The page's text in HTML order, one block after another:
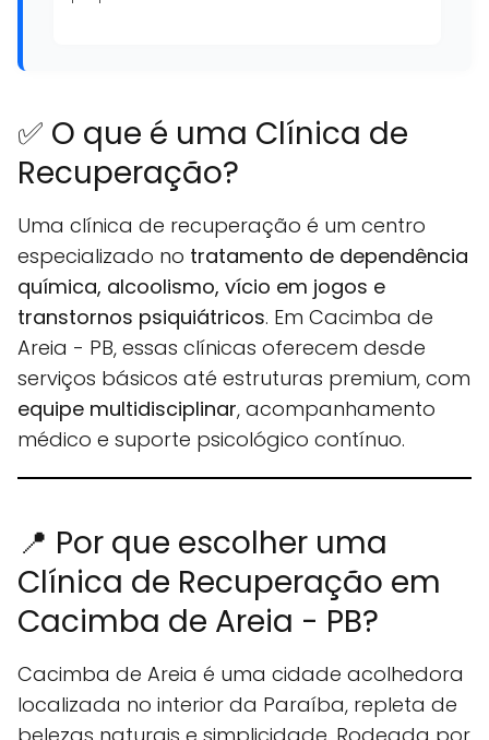
✅ O que é uma Clínica de
Recuperação?
Uma clínica de recuperação é um centro
especializado no tratamento de dependência
química, alcoolismo, vício em jogos e
transtornos psiquiátricos. Em Cacimba de
Areia - PB, essas clínicas oferecem desde
serviços básicos até estruturas premium, com
equipe multidisciplinar, acompanhamento
médico e suporte psicológico contínuo.
📍 Por que escolher uma
Clínica de Recuperação em
Cacimba de Areia - PB?
Cacimba de Areia é uma cidade acolhedora
localizada no interior da Paraíba, repleta de